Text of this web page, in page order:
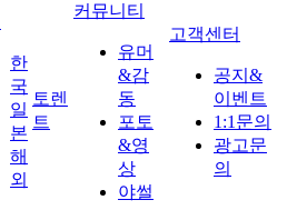
한
국
일
본
해
외
토렌
트
커뮤니티
유머
&감
동
포토
&영
상
야썰
고객센터
공지&
이벤트
1:1문의
광고문
의